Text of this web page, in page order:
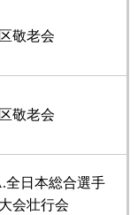
敬老会
敬老会
全日本総合選手
会壮行会